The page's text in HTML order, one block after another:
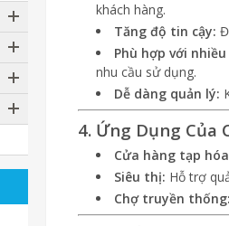
khách hàng.
Tăng độ tin cậy:
Phù hợp với
nhu cầu sử dụng.
Dễ dàng quản lý:
4. Ứng Dụng Của
Cửa hàng tạp
Siêu thị: Hỗ trợ
Chợ truyền thống: